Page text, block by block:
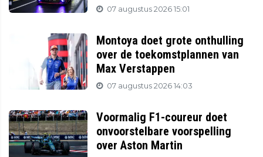
07 augustus 2026 15:01
Montoya doet grote onthulling
over de toekomstplannen van
Max Verstappen
07 augustus 2026 14:03
Voormalig F1-coureur doet
onvoorstelbare voorspelling
over Aston Martin